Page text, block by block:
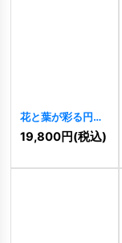
花と葉が彩る円形
ハウスロゴ
10265 ]
19,800円(税込)